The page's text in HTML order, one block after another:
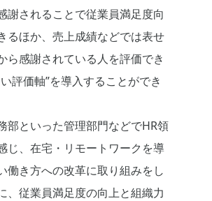
謝されることで従業員満足度向
るほか、売上成績などでは表せ
ら感謝されている人を評価でき
評価軸”を導入することができ
部といった管理部門などでHR領
じ、在宅・リモートワークを導
働き方への改革に取り組みをし
、従業員満足度の向上と組織力